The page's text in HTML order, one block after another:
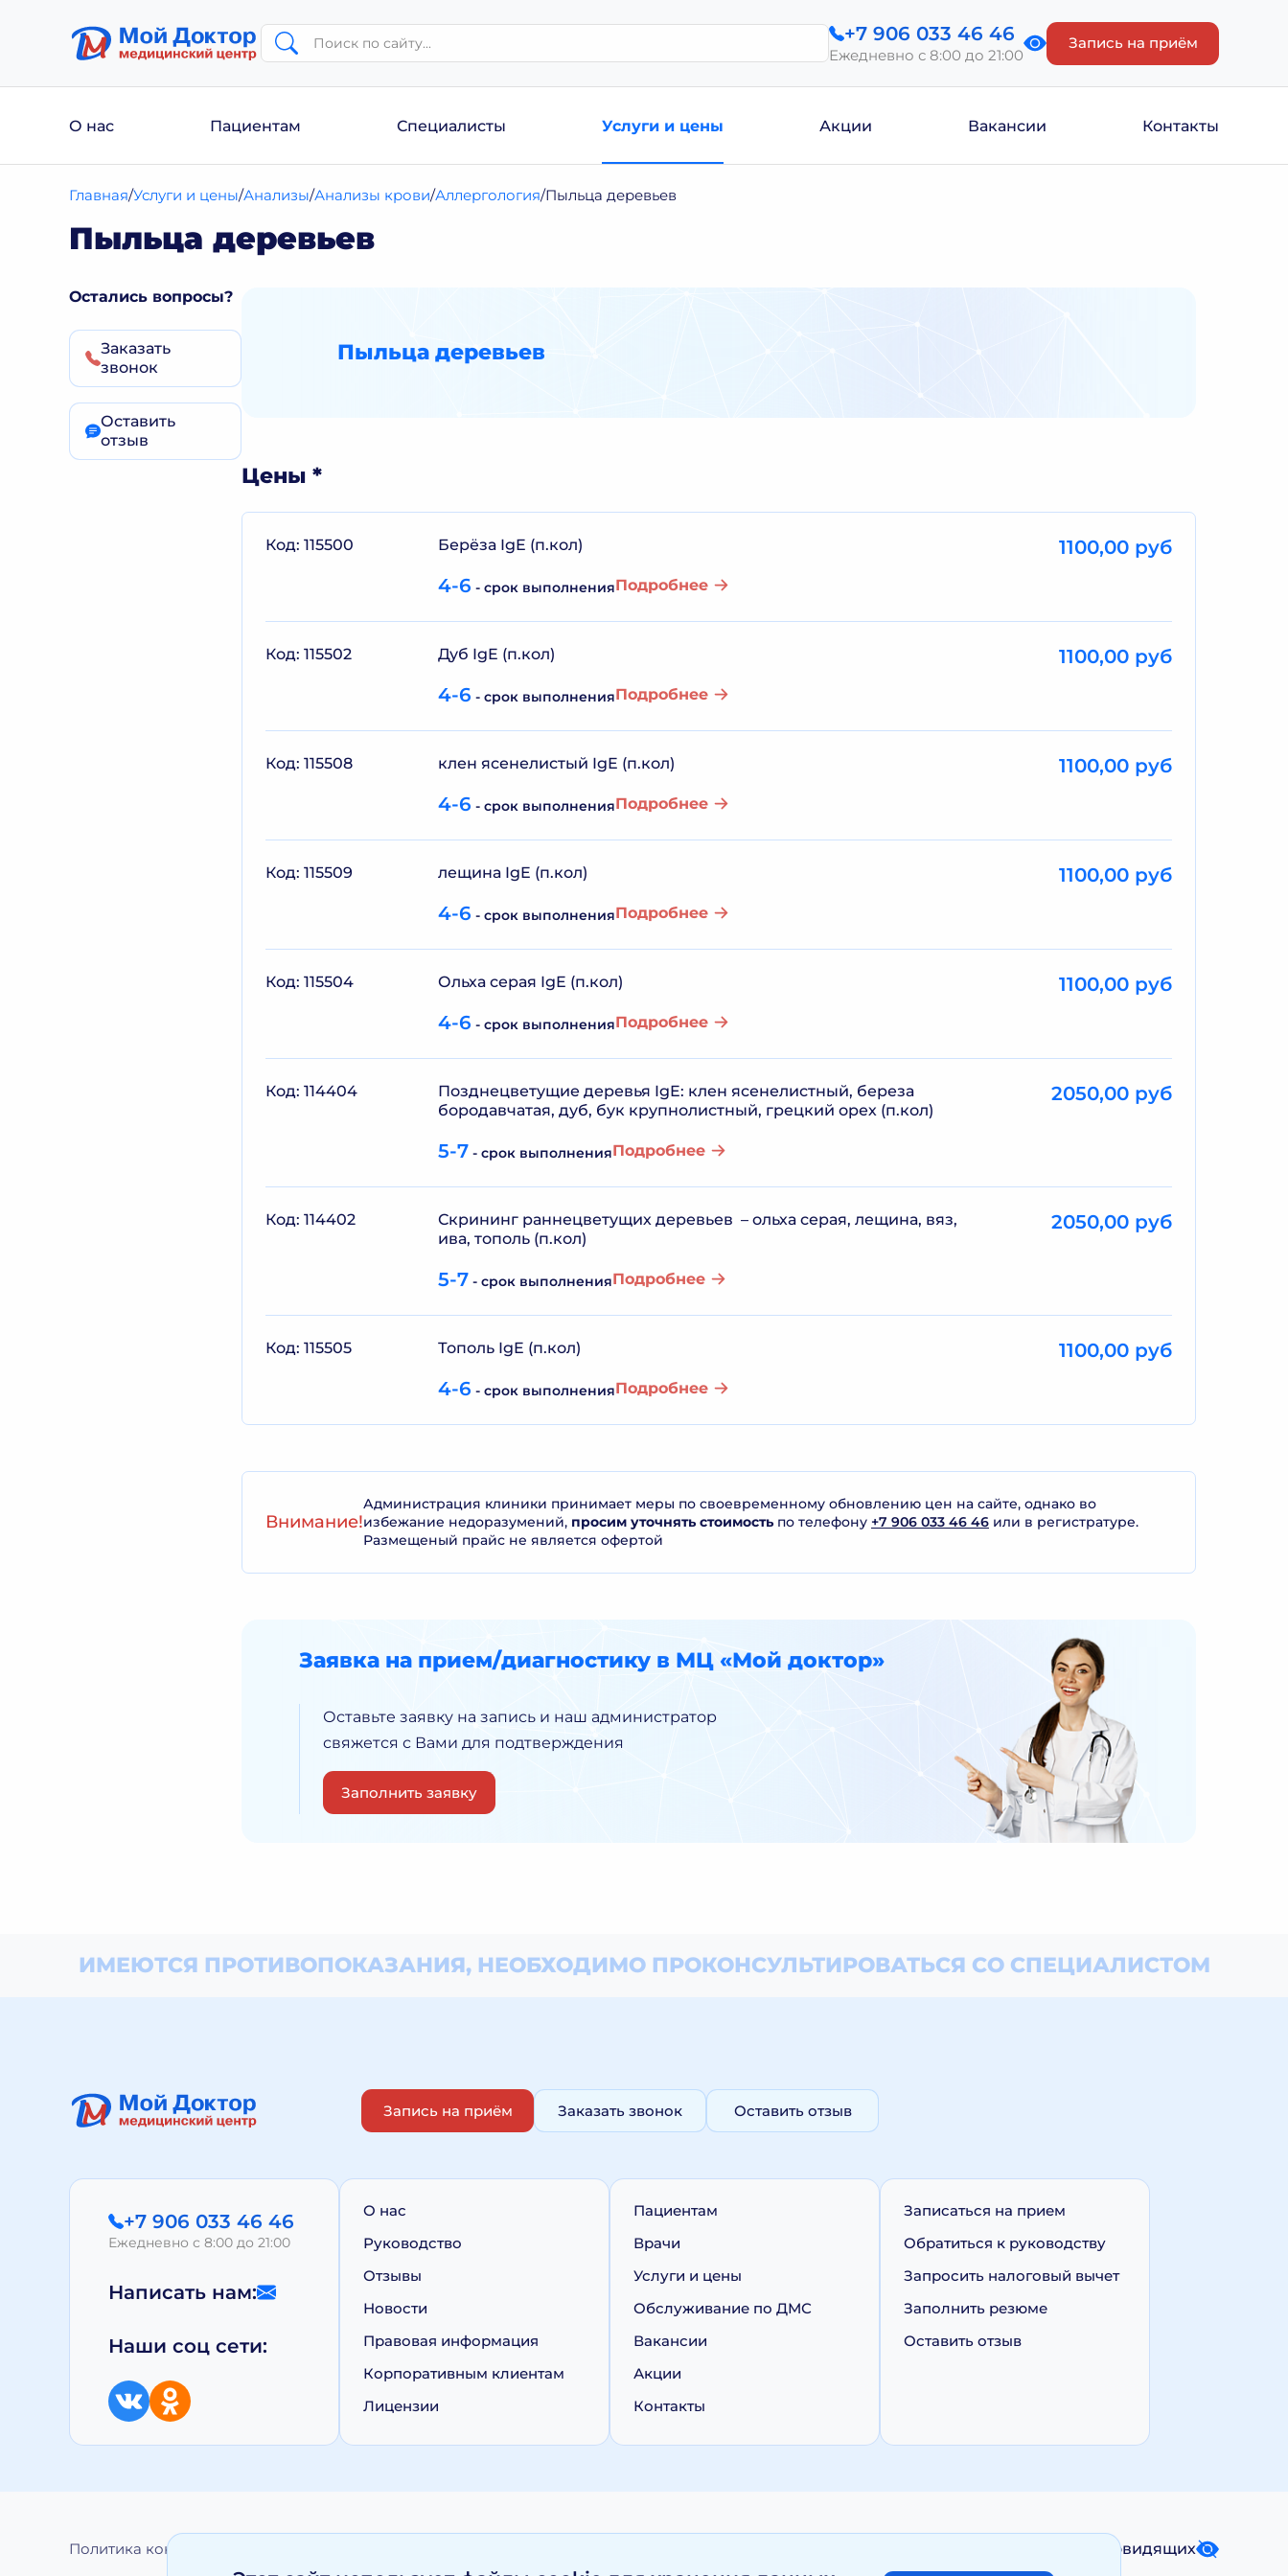
+7 906 033 46 46
Ежедневно с 8:00 до 21:00
Запись на приём
О нас Пациентам Специалисты Услуги и цены Акции Вакансии Контакты
Главная Услуги и цены Анализы Анализы крови Аллергология Пыльца деревьев
Пыльца деревьев
Остались вопросы?
Заказать
звонок
Оставить
отзыв
Пыльца деревьев
Цены
Код: 115500 Берёза IgE (п.кол)
1100,00 руб
4-6 - срок выполненияПодробнее
Код: 115502 Дуб IgE (п.кол)
1100,00 руб
4-6 - срок выполненияПодробнее
Код: 115508 клен ясенелистый IgE (п.кол)
1100,00 руб
4-6 - срок выполненияПодробнее
Код: 115509 лещина IgE (п.кол)
1100,00 руб
4-6 - срок выполненияПодробнее
Код: 115504 Ольха серая IgE (п.кол)
1100,00 руб
4-6 - срок выполненияПодробнее
Код: 114404
Позднецветущие деревья IgE: клен ясенелистный, береза
бородавчатая, дуб, бук крупнолистный, грецкий орех (п.кол)
2050,00 руб
5-7 - срок выполненияПодробнее
Код: 114402
Скрининг раннецветущих деревьев – ольха серая, лещина, вяз,
ива, тополь (п.кол)
2050,00 руб
5-7 - срок выполненияПодробнее
Код: 115505 Тополь IgE (п.кол)
1100,00 руб
4-6 - срок выполненияПодробнее
Внимание!
Администрация клиники принимает меры по своевременному обновлению цен на сайте, однако во
избежание недоразумений, просим уточнять стоимостьпо телефону +7 906 033 46 46 или в регистратуре.
Размещеный прайс не является офертой
Заявка на прием/диагностику в МЦ «Мой доктор»
Оставьте заявку на запись и наш администратор
свяжется с Вами для подтверждения
Заполнить заявку
ИМЕЮТСЯ ПРОТИВОПОКАЗАНИЯ, НЕОБХОДИМОПРОКОНСУЛЬТИРОВАТЬСЯ СО СПЕЦИАЛИСТОМ
Запись на приём Заказать звонок Оставить отзыв
+7 906 033 46 46
Ежедневно с 8:00 до 21:00
Написать нам:
Наши соц сети:
О нас
Руководство
Отзывы
Новости
Правовая информация
Корпоративным клиентам
Лицензии
Пациентам
Врачи
Услуги и цены
Обслуживание по ДМС
Вакансии
Акции
Контакты
Записаться на прием
Обратиться к руководству
Запросить налоговый вычет
Заполнить резюме
Оставить отзыв
Версия для слабовидящих
Политика конфиденциальности